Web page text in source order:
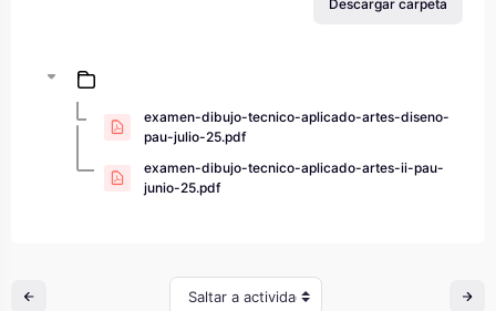
Descargar carpeta
examen-dibujo-tecnico-aplicado-artes-diseno-
pau-julio-25.pdf
examen-dibujo-tecnico-aplicado-artes-ii-pau-
junio-25.pdf
Saltar a actividad